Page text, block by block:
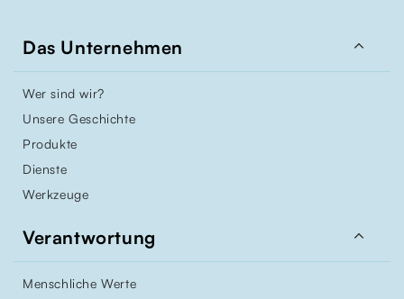
Das Unternehmen 
Wer sind wir?
Unsere Geschichte
Produkte
Dienste
Werkzeuge
Verantwortung 
Menschliche Werte